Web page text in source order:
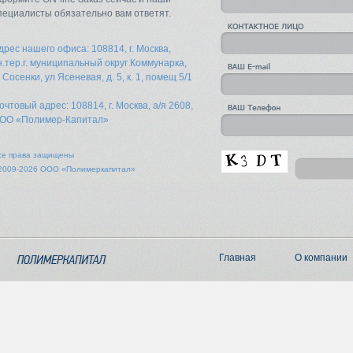
обязательно вам ответят.
нашего офиса: 108814, г. Москва,
муниципальный округ Коммунарка,
Сосенки, ул Ясеневая, д. 5, к. 1, помещ 5/1
адрес: 108814, г. Москва, а/я 2608,
«Полимер-Капитал»
права защищены
2026 ООО «Полимеркапитал»
Главная О компании